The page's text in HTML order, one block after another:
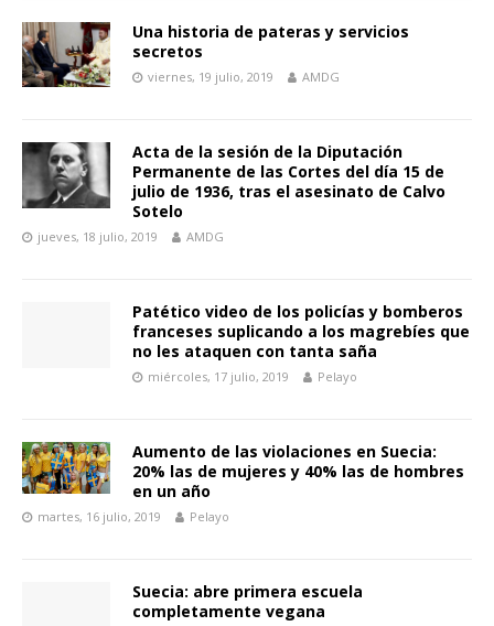
Una historia de pateras y servicios
secretos
viernes, 19 julio, 2019 AMDG
Acta de la sesión de la Diputación
Permanente de las Cortes del día 15 de
julio de 1936, tras el asesinato de Calvo
Sotelo
jueves, 18 julio, 2019 AMDG
Patético video de los policías y bomberos
franceses suplicando a los magrebíes que
no les ataquen con tanta saña
miércoles, 17 julio, 2019 Pelayo
Aumento de las violaciones en Suecia:
20% las de mujeres y 40% las de hombres
en un año
martes, 16 julio, 2019 Pelayo
Suecia: abre primera escuela
completamente vegana